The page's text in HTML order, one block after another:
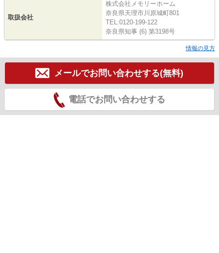
取扱会社
株式会社メモリーホーム
奈良県天理市川原城町801
TEL:0120-199-122
奈良県知事 (6) 第3198号
情報の見方
メールでお問い合わせする(無料)
電話でお問い合わせする